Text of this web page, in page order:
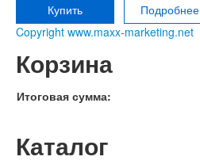
Купить
Подробнее
Copyright www.maxx-marketing.net
Корзина
Итоговая сумма:
Каталог